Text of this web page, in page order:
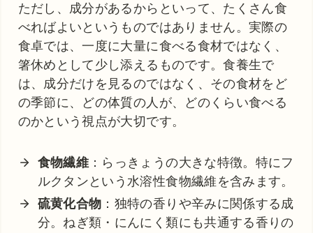
ただし、成分があるからといって、たくさん食
べればよいというものではありません。実際の
食卓では、一度に大量に食べる食材ではなく、
箸休めとして少し添えるものです。食養生で
は、成分だけを見るのではなく、その食材をど
の季節に、どの体質の人が、どのくらい食べる
のかという視点が大切です。
食物繊維 ：らっきょうの大きな特徴。特にフ
ルクタンという水溶性食物繊維を含みます。
硫黄化合物 ：独特の香りや辛みに関係する成
分。ねぎ類・にんにく類にも共通する香りの